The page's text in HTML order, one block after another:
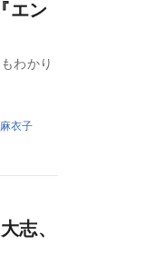
エン
わかり
衣子
志、